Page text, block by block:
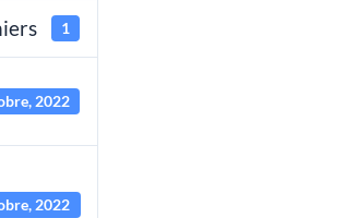
1
2022
2022